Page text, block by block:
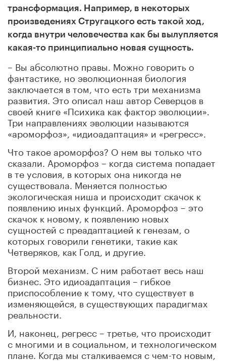
трансформация. Например, в некоторых
произведениях Стругацкого есть такой ход,
когда внутри человечества как бы вылупляется
какая-то принципиально новая сущность.
– Вы абсолютно правы. Можно говорить о
фантастике, но эволюционная биология
заключается в том, что есть три механизма
развития. Это описал наш автор Северцов в
своей книге «Психика как фактор эволюции».
Три направлениях эволюции называются
«ароморфоз», «идиоадаптация» и «регресс».
Что такое ароморфоз? О нем вы только что
сказали. Ароморфоз – когда система попадает
в те условия, в которых она никогда не
существовала. Меняется полностью
экологическая ниша и происходит скачок к
появлению иных функций. Ароморфоз – это
скачок к новому, к появлению новых
сущностей с преадаптацией к генезам, о
которых говорили генетики, такие как
Четверяков, как Голд, и другие.
Второй механизм. С ним работает весь наш
бизнес. Это идиоадаптация – гибкое
приспособление к тому, что существует в
изменяющейся, в существующих парадигмах
реальности.
И, наконец, регресс – третье, что происходит
с многими и в социальном, и технологическом
плане. Когда мы сталкиваемся с чем-то новым,